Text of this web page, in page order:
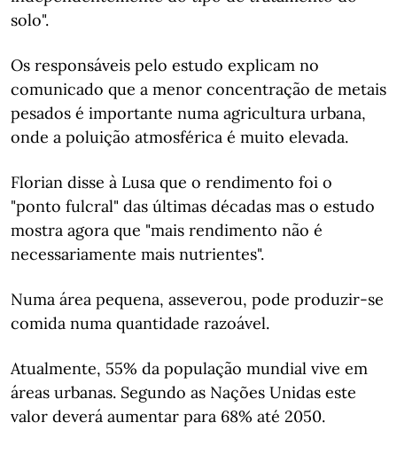
solo".
Os responsáveis pelo estudo explicam no
comunicado que a menor concentração de metais
pesados é importante numa agricultura urbana,
onde a poluição atmosférica é muito elevada.
Florian disse à Lusa que o rendimento foi o
"ponto fulcral" das últimas décadas mas o estudo
mostra agora que "mais rendimento não é
necessariamente mais nutrientes".
Numa área pequena, asseverou, pode produzir-se
comida numa quantidade razoável.
Atualmente, 55% da população mundial vive em
áreas urbanas. Segundo as Nações Unidas este
valor deverá aumentar para 68% até 2050.